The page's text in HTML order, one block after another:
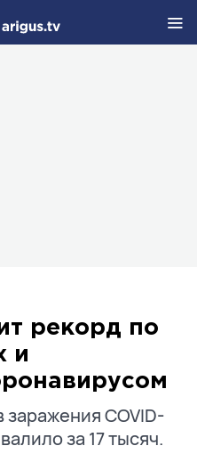
рекорд по
и
COVID-
за 17 тысяч.